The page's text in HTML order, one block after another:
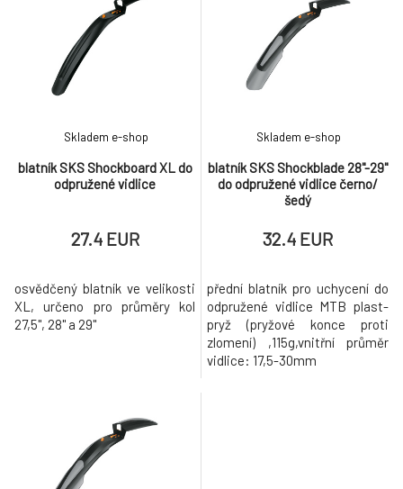
blatník SKS Shockboard XL do
odpružené vidlice
Skladem e-shop
27.4 EUR
osvědčený blatník ve velikosti
XL, určeno pro průměry kol
27,5", 28" a 29"
blatník SKS Shockblade 28"-29"
do odpružené vidlice černo/
šedý
Skladem e-shop
32.4 EUR
přední blatník pro uchycení do
odpružené vidlice MTB plast-
pryž (pryžové konce proti
zlomení) ,115g,vnitřní průměr
vidlice: 17,5-30mm